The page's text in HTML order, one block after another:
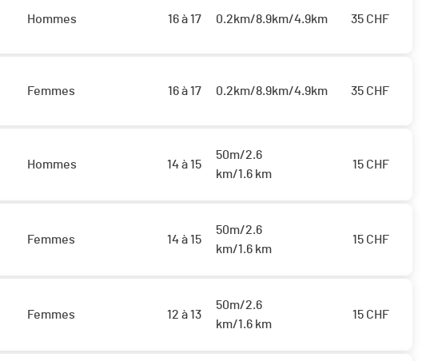
Hommes 16 à 17 0.2km/8.9km/4.9km 35 CHF
Femmes 16 à 17 0.2km/8.9km/4.9km 35 CHF
Hommes 14 à 15
50m/2.6
km/1.6 km
15 CHF
Femmes 14 à 15
50m/2.6
km/1.6 km
15 CHF
Femmes 12 à 13
50m/2.6
km/1.6 km
15 CHF